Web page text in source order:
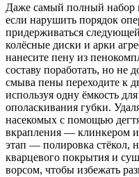
Даже самый полный набор
если нарушить порядок
придерживаться
колёсные диски и арки
нанесите пену из
составу поработать, но не
смыва пены переходите к
используя одну ёмкость
ополаскивания губки.
насекомых с помощью
вкрапления — клинкером
этап — полировка стёкол,
кварцевого покрытия и
ворсом, чтобы избежать